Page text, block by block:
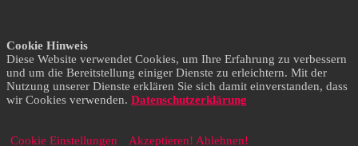
Cookie Hinweis
Diese Website verwendet Cookies, um Ihre Erfahrung zu verbessern
und um die Bereitstellung einiger Dienste zu erleichtern. Mit der
Nutzung unserer Dienste erklären Sie sich damit einverstanden, dass
wir Cookies verwenden. Datenschutzerklärung
Cookie Einstellungen Akzeptieren! Ablehnen!